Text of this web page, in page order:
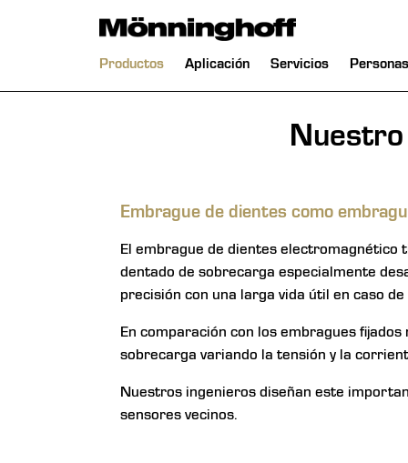
Saltar
Productos Aplicación Servicios Personas
Embrague de dientes como
El embrague de dientes
dentado de sobrecarga especialmente
precisión con una larga vida útil en caso
En comparación con los embragues
sobrecarga variando la tensión y la
Nuestros ingenieros diseñan este
sensores vecinos.